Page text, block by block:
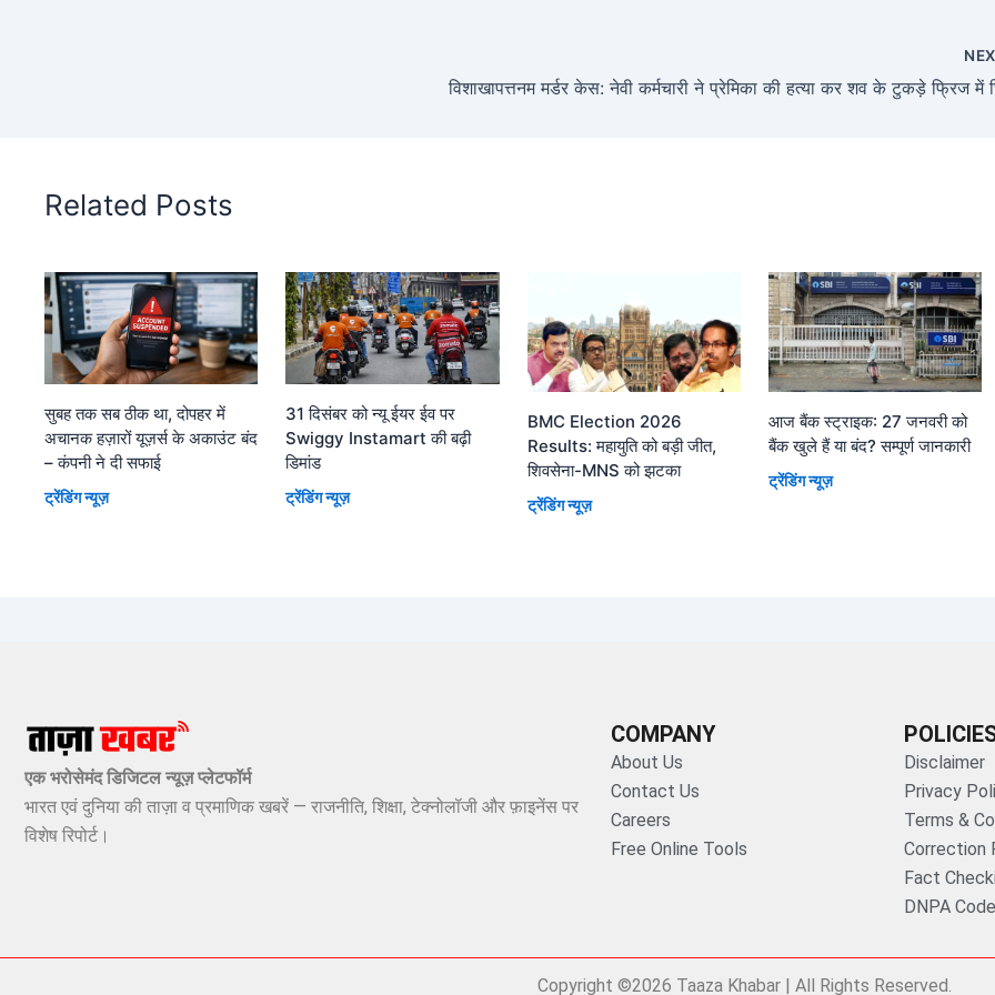
विशाखापत्तनम मर्डर केस: नेवी कर्मचारी ने प्रेमिका की हत्या कर शव के टुकड़े फ्रिज में
Related Posts
सुबह तक सब ठीक था, दोपहर में
अचानक हज़ारों यूज़र्स के अकाउंट बंद
– कंपनी ने दी सफाई
ट्रेंडिंग न्यूज़
31 दिसंबर को न्यू ईयर ईव पर
Swiggy Instamart की बढ़ी
डिमांड
ट्रेंडिंग न्यूज़
BMC Election 2026
Results: महायुति को बड़ी जीत,
शिवसेना-MNS को झटका
ट्रेंडिंग न्यूज़
आज बैंक स्ट्राइक: 27 जनवरी को
बैंक खुले हैं या बंद? सम्पूर्ण जानकारी
ट्रेंडिंग न्यूज़
एक भरोसेमंद डिजिटल न्यूज़ प्लेटफॉर्म
भारत एवं दुनिया की ताज़ा व प्रमाणिक खबरें — राजनीति, शिक्षा, टेक्नोलॉजी और फ़ाइनेंस पर
विशेष रिपोर्ट।
COMPANY
About Us
Contact Us
Careers
Free Online Tools
Disclaimer
Privacy
Terms &
Correction
Fact
DNPA
Copyright ©2026 Taaza Khabar | All Rights Reserved.​